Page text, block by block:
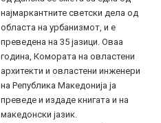
најмаркантните светски дела од
областа на урбанизмот, и е
преведена на 35 јазици. Оваа
година, Комората на овластени
архитекти и овластени инженери
на Република Македонија ја
преведе и издаде книгата и на
македонски јазик.